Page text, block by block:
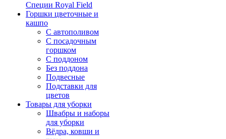
Специи Royal Field
Горшки цветочные и
кашпо
С автополивом
С посадочным
горшком
С поддоном
Без поддона
Подвесные
Подставки для
цветов
Товары для уборки
Швабры и наборы
для уборки
Вёдра, ковши и